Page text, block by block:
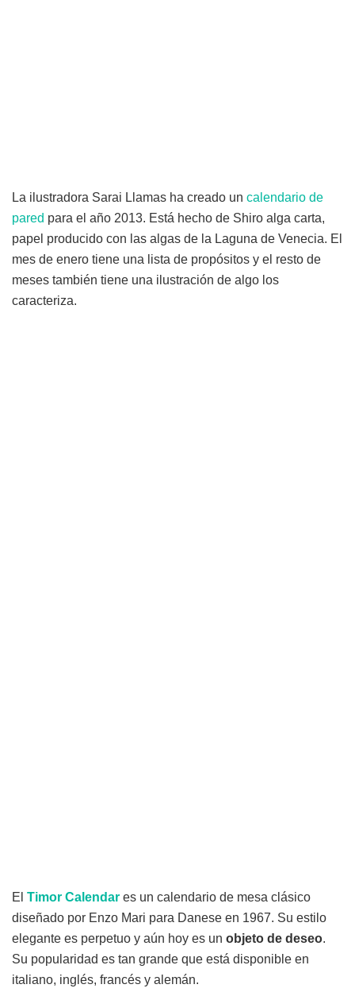
La ilustradora Sarai Llamas ha creado un calendario de
pared para el año 2013. Está hecho de Shiro alga carta,
papel producido con las algas de la Laguna de Venecia. El
mes de enero tiene una lista de propósitos y el resto de
meses también tiene una ilustración de algo los
caracteriza.
El Timor Calendar es un calendario de mesa clásico
diseñado por Enzo Mari para Danese en 1967. Su estilo
elegante es perpetuo y aún hoy es un objeto de deseo.
Su popularidad es tan grande que está disponible en
italiano, inglés, francés y alemán.